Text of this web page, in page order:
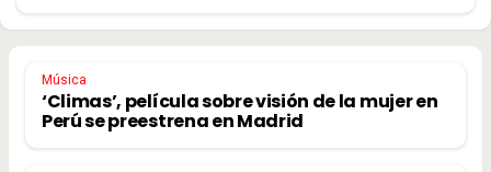
Música
‘Climas’, película sobre visión de la mujer en
Perú se preestrena en Madrid